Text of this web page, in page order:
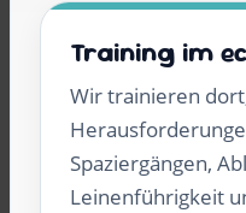
Training im
Wir trainieren
Spaziergängen,
Leinenführigkeit